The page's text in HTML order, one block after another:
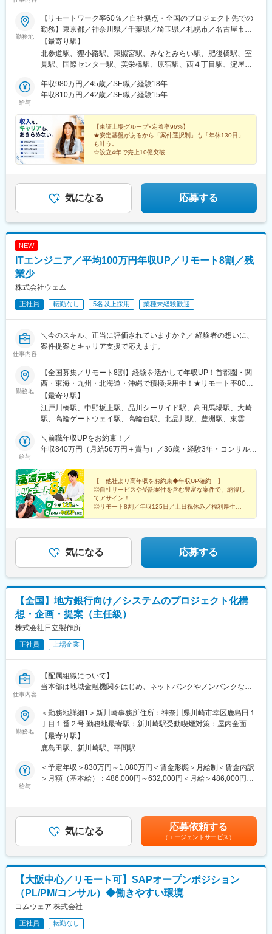
勤務地
【リモートワーク率60％／自社拠点・全国のプロジェクト先での
勤務】東京都／神奈川県／千葉県／埼玉県／札幌市／名古屋市／
仙台市／大阪府／京都府／兵庫県／福岡県／沖縄県※転居を伴う転
勤はありません。※希望を最大限考慮して決定いたします。※プロ
ジェクトに応じて、フルリモートでの勤務も可能です。＜東京本
所＞北海道札幌市中央区南二条西3-13-4 カタオカビル＜仙台営業
所＞宮城県仙台市青葉区上杉5-6-7 レジーナコート上杉 2F＜横浜
みなとみらい10F＜名古屋営業所＞愛知県名古屋市中村区名駅3-4-
10 アルティメイト名駅1st 2F＜大阪営業所＞大阪府大阪市西区京
町堀1-7-23 b.KYOMACHIBORI 5F＜福岡営業所＞福岡県福岡市早
良区室見5‐5‐20 ミッドレジデ室見 1F＜沖縄営業所＞沖縄県那覇市
久茂地3丁目26-32 YSCビル 202※受動喫煙対策：あり
【最寄り駅】
北参道駅、狸小路駅、東照宮駅、みなとみらい駅、肥後橋駅、室
見駅、国際センター駅、美栄橋駅、原宿駅、西４丁目駅、淀屋橋
橋駅、名古屋駅
給与
年収980万円／45歳／SE職／経験18年
年収810万円／42歳／SE職／経験15年
【東証上場グループ×定着率96%】
★安定基盤があるから「案件選択制」も「年休130日」
も叶う。
☆設立4年で売上10億突破
気になる 応募する
NEW
ITエンジニア／平均100万円年収UP／リモート8割／残
業少
株式会社ウェム
正社員 転勤なし 5名以上採用 業種未経験歓迎
仕事内容
＼今のスキル、正当に評価されていますか？／ 経験者の想いに、
案件提案とキャリア支援で応えます。
勤務地
【全国募集／リモート8割】経験を活かして年収UP！首都圏・関
西・東海・九州・北海道・沖縄で積極採用中！★リモート率80%
以上★転勤なし★平均100万円UP・最大185万円UPの実績あり★
フルリモート／ハイブリッド／出社など働き方も相談可本社また
は通勤可能な案件先での勤務です。◎主な勤務地■東京：品川、豊
町、大崎、飯田橋 など■神奈川：横浜、みなとみらい、新横浜、
川崎、武蔵小杉 など■千葉：浦安、海浜幕張、柏の葉キャンパス
屋橋、肥後橋、本町、京橋 など■名古屋：名古屋、伏見、栄、千
種 など■福岡：博多、天神、中洲川端 など■札幌：札幌、すすき
の、千歳 など■滋賀：石場 など本社：東京都文京区関口1-24-8 東
宝江戸川橋ビル7F＼上京支援あり／都内へ転居される方に支援金
10万円を支給します。※受動喫煙防止対策：敷地内全面禁煙
【最寄り駅】
江戸川橋駅、中野坂上駅、品川シーサイド駅、高田馬場駅、大崎
駅、高輪ゲートウェイ駅、高輪台駅、北品川駅、豊洲駅、東雲駅
駅、参宮橋駅、都庁前駅、新宿三丁目駅、四ツ谷駅、向原駅(東京
都)、都電雑司ケ谷駅、末広町駅(東京都)、神谷町駅、虎ノ門ヒル
道橋駅、日本橋駅(東京都)、京橋駅(東京都)、築地駅、茅場町駅、
新高島駅、みなとみらい駅、新横浜駅、鹿島田駅、武蔵小杉駅、
新浦安駅、浦安駅(千葉県)、海浜幕張駅、柏の葉キャンパス駅、大
宮駅(埼玉県)、北浦和駅、西梅田駅、淀屋橋駅、肥後橋駅、本町
駅、京橋駅(大阪府)、国際センター駅、矢場町駅、伏見駅(愛知
西線６条駅、千歳駅(北海道)、石場駅、西新宿五丁目駅、青物横丁
駅、西早稲田駅、新馬場駅、二重橋前駅、日比谷駅、南新宿駅、
西新宿駅、新宿御苑前駅、麹町駅、東池袋駅、池袋駅、秋葉原
梅田駅(阪神線)、なにわ橋駅、渡辺橋駅、堺筋本町駅、大阪城北詰
駅、名鉄名古屋駅、栄駅(愛知県)、丸の内駅(愛知県)、高岳駅、祇
園駅(福岡県)、西鉄福岡駅、櫛田神社前駅、西１５丁目駅、島ノ関
駅、鮫洲駅、泉岳寺駅、竹橋駅、銀座駅、初台駅、新宿西口駅、
駅、芝浦ふ頭駅、九段下駅、銀座一丁目駅、東銀座駅、水天宮前
駅、横浜駅、大阪駅、北浜駅(大阪府)、中之島駅、大阪ビジネスパ
駅(福岡県)、中央区役所前駅、膳所駅
給与
＼前職年収UPをお約束！／
年収840万円（月給56万円＋賞与）／36歳・経験3年・コンサルタ
【 他社より高年収をお約束◆年収UP確約 】
◎自社サービスや受託案件を含む豊富な案件で、納得し
てアサイン！
◎リモート8割／年収125日／土日祝休み／福利厚生充
気になる 応募する
【全国】地方銀行向け／システムのプロジェクト化構
想・企画・提案（主任級）
株式会社日立製作所
正社員 上場企業
仕事内容
【配属組織について】
当本部は地域金融機関をはじめ、ネットバンクやノンバンクな
業を推進しています。
担当する事業は北は北海道から南は沖縄の地域金融機関に対し、
稼働済みのシステムレベルアップや生成AI／新規のソリューショ
ン提案・構築に携わることで銀行との関係構築とビジネス拡大を
狙っていきます。
【職務概要】
地域金融機関のSEは、金融サービスを支える社会インフラをITの
にする役割を担い、金融システムの企画・要件定義をお客様とと
もに進めていきます。銀行や営業と連携し、新規の顧客のIT企画
部門・ユーザー部門に対し、業務課題をIT要件へ落とし込み、新
直近の提案内容としては基盤・OA系が多くございますが、顧客の
生産性・効率向上に向けて事務業務フローに対しての提案なども
お任せしていきたいと考えております。
【職務詳細】
勤務地
＜勤務地詳細1＞新川崎事務所住所：神奈川県川崎市幸区鹿島田１
丁目１番２号 勤務地最寄駅：新川崎駅受動喫煙対策：屋内全面禁
煙＜勤務地詳細2＞客先常駐（北海道）住所：北海道 受動喫煙対
策：屋内全面禁煙＜勤務地詳細3＞顧客先住所：沖縄県 受動喫煙
ワーク含む）
【最寄り駅】
鹿島田駅、新川崎駅、平間駅
給与
＜予定年収＞830万円～1,080万円＜賃金形態＞月給制＜賃金内訳
＞月額（基本給）：486,000円～632,000円＜月給＞486,000円～
や住宅手当などの諸手当は別途支給。ただし、主任クラスの年収
は、裁量労働勤務手当を含む）。■昇給：年1回■賞与：年2回（6
月、12月）賃金はあくまでも目安の金額であり、選考を通じて上
下する可能性があります。月給(月額)は固定手当を含めた表記で
す。
気になる 応募依頼する
（エージェントサービス）
【大阪中心／リモート可】SAPオープンポジション
（PL/PM/コンサル）◆働きやすい環境
コムウェア 株式会社
正社員 転勤なし